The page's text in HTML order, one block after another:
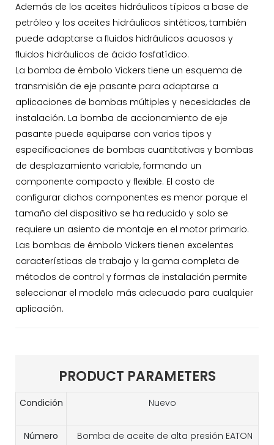
Además de los aceites hidráulicos típicos a base de
petróleo y los aceites hidráulicos sintéticos, también
puede adaptarse a fluidos hidráulicos acuosos y
fluidos hidráulicos de ácido fosfatídico.
La bomba de émbolo Vickers tiene un esquema de
transmisión de eje pasante para adaptarse a
aplicaciones de bombas múltiples y necesidades de
instalación. La bomba de accionamiento de eje
pasante puede equiparse con varios tipos y
especificaciones de bombas cuantitativas y bombas
de desplazamiento variable, formando un
componente compacto y flexible. El costo de
configurar dichos componentes es menor porque el
tamaño del dispositivo se ha reducido y solo se
requiere un asiento de montaje en el motor primario.
Las bombas de émbolo Vickers tienen excelentes
características de trabajo y la gama completa de
métodos de control y formas de instalación permite
seleccionar el modelo más adecuado para cualquier
aplicación.
PRODUCT PARAMETERS
Condición Nuevo
Número
Bomba de aceite de alta presión EATON